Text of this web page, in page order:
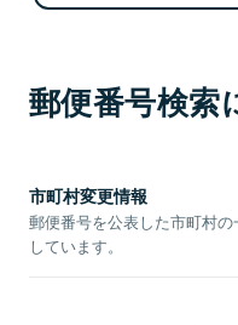
郵便番号検索
市町村変更情報
郵便番号を公表した市町村
しています。